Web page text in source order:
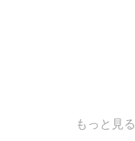
もっと見る